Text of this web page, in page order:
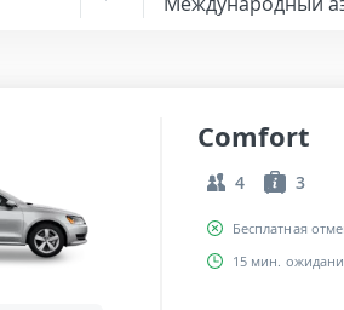
Comfort
4 3
Бесплатная
15 мин.